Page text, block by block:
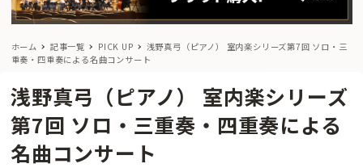
ホーム 記事一覧 PICK UP
浅野真弓（ピアノ） 室内楽シリーズ第7回 ソロ・三
重奏・四重奏による名曲コンサート
浅野真弓（ピアノ） 室内楽シリーズ
第7回 ソロ・三重奏・四重奏による
名曲コンサート